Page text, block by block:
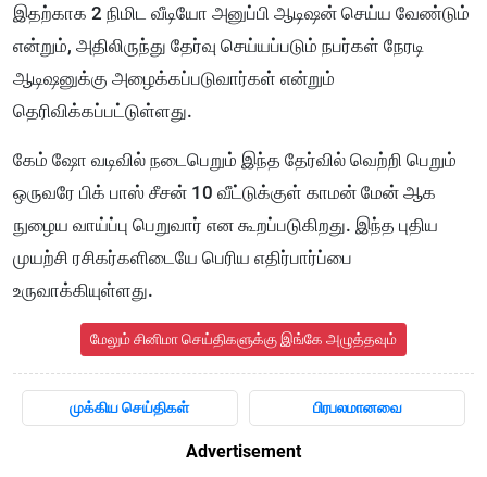
இதற்காக 2 நிமிட வீடியோ அனுப்பி ஆடிஷன் செய்ய வேண்டும்
என்றும், அதிலிருந்து தேர்வு செய்யப்படும் நபர்கள் நேரடி
ஆடிஷனுக்கு அழைக்கப்படுவார்கள் என்றும்
தெரிவிக்கப்பட்டுள்ளது.
கேம் ஷோ வடிவில் நடைபெறும் இந்த தேர்வில் வெற்றி பெறும்
ஒருவரே பிக் பாஸ் சீசன் 10 வீட்டுக்குள் காமன் மேன் ஆக
நுழைய வாய்ப்பு பெறுவார் என கூறப்படுகிறது. இந்த புதிய
முயற்சி ரசிகர்களிடையே பெரிய எதிர்பார்ப்பை
உருவாக்கியுள்ளது.
மேலும் சினிமா செய்திகளுக்கு இங்கே அழுத்தவும்
முக்கிய செய்திகள் பிரபலமானவை
Advertisement